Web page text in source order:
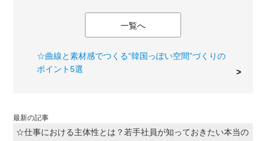
一覧へ
☆曲線と素材感でつくる“韓国っぽい空間”づくりの
ポイント5選
最新の記事
☆仕事における主体性とは？若手社員が知っておきたい本当の